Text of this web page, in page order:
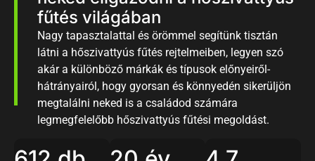
fűtés világában
Nagy tapasztalattal és örömmel segítünk tisztán
látni a hőszivattyús fűtés rejtelmeiben, legyen szó
akár a különböző márkák és típusok előnyeiről-
hátrányairól, hogy gyorsan és könnyedén sikerüljön
megtalálni neked is a családod számára
legmegfelelőbb hőszivattyús fűtési megoldást.